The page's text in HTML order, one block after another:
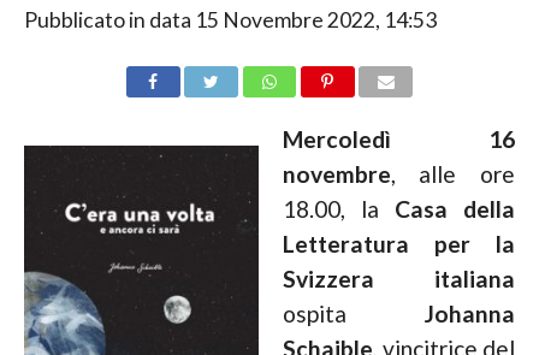
Pubblicato in data 15 Novembre 2022, 14:53
Mercoledì 16
novembre, alle ore
18.00, la Casa della
Letteratura per la
Svizzera italiana
ospitaJohanna
Schaible, vincitrice del